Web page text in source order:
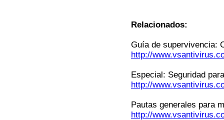
Relacionados:
Guía de supervivencia:
http://
Especial: Seguridad
http://
Pautas generales para
http://